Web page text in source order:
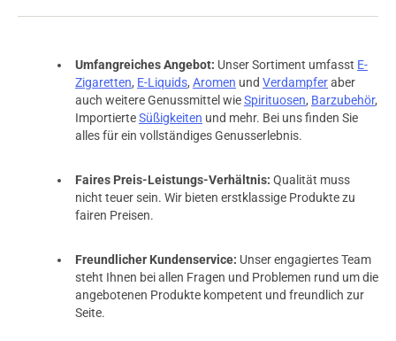
Umfangreiches Angebot: Unser Sortiment umfasst E-
Zigaretten, E-Liquids, Aromen und Verdampferaber
auch weitere Genussmittel wieSpirituosen, Barzubehör,
ImportierteSüßigkeiten und mehr. Bei uns finden Sie
alles für ein vollständiges Genusserlebnis.
Faires Preis-Leistungs-Verhältnis: Qualität muss
nicht teuer sein. Wir bieten erstklassige Produkte zu
fairen Preisen.
Freundlicher Kundenservice: Unser engagiertes Team
steht Ihnen bei allen Fragen und Problemen rund um die
angebotenen Produkte kompetent und freundlich zur
Seite.